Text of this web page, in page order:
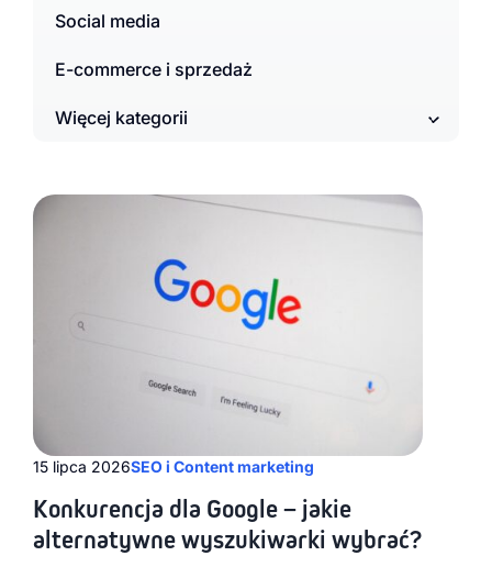
Social media
E-commerce i sprzedaż
Więcej kategorii
15 lipca 2026SEO i Content marketing
Konkurencja dla Google – jakie
alternatywne wyszukiwarki wybrać?